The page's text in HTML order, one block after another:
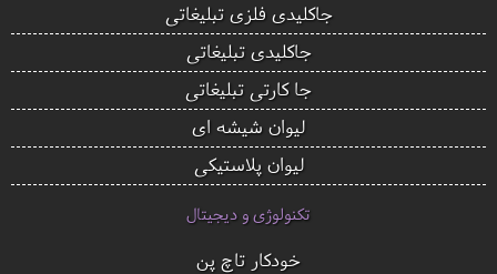
جاکلیدی فلزی تبلیغاتی
جاکلیدی تبلیغاتی
جا کارتی تبلیغاتی
لیوان شیشه ای
لیوان پلاستیکی
تکنولوژی و دیجیتال
خودکار تاچ پن